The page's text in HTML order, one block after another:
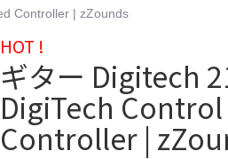
Controller | zZounds
HOT !
ギター Digitech
DigiTech
Controller |